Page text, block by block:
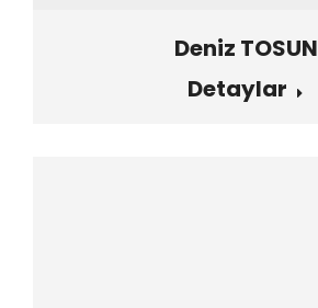
Deniz TOSUN
Detaylar